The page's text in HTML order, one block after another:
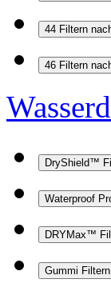
44 Filtern
46 Filtern
DryShield™
Waterproof
DRYMax™
Gummi